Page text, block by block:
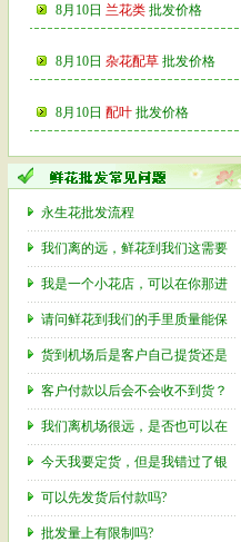
8月10日 兰花类 批发价格
8月10日 杂花配草 批发价格
8月10日 配叶 批发价格
永生花批发流程
我们离的远，鲜花到我们这需要
我是一个小花店，可以在你那进
请问鲜花到我们的手里质量能保
货到机场后是客户自己提货还是
客户付款以后会不会收不到货？
我们离机场很远，是否也可以在
今天我要定货，但是我错过了银
可以先发货后付款吗?
批发量上有限制吗?